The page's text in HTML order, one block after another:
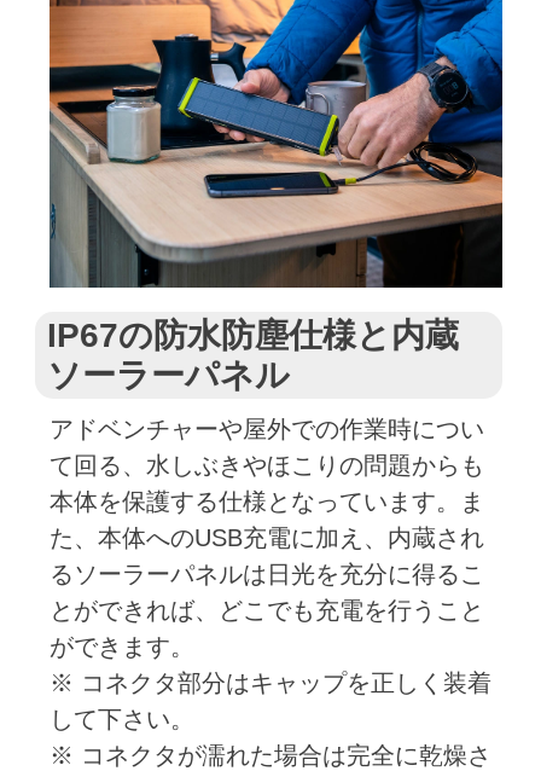
IP67の防水防塵仕様と内蔵
ソーラーパネル
アドベンチャーや屋外での作業時につい
て回る、水しぶきやほこりの問題からも
本体を保護する仕様となっています。ま
た、本体へのUSB充電に加え、内蔵され
るソーラーパネルは日光を充分に得るこ
とができれば、どこでも充電を行うこと
ができます。
※ コネクタ部分はキャップを正しく装着
して下さい。
※ コネクタが濡れた場合は完全に乾燥さ